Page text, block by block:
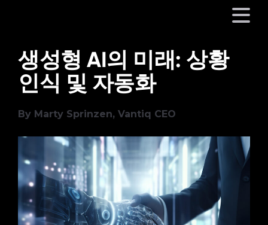
플랫폼
파트너
회사
리소스
생성형 AI의 미래: 상황
인식 및 자동화
By Marty Sprinzen, Vantiq CEO